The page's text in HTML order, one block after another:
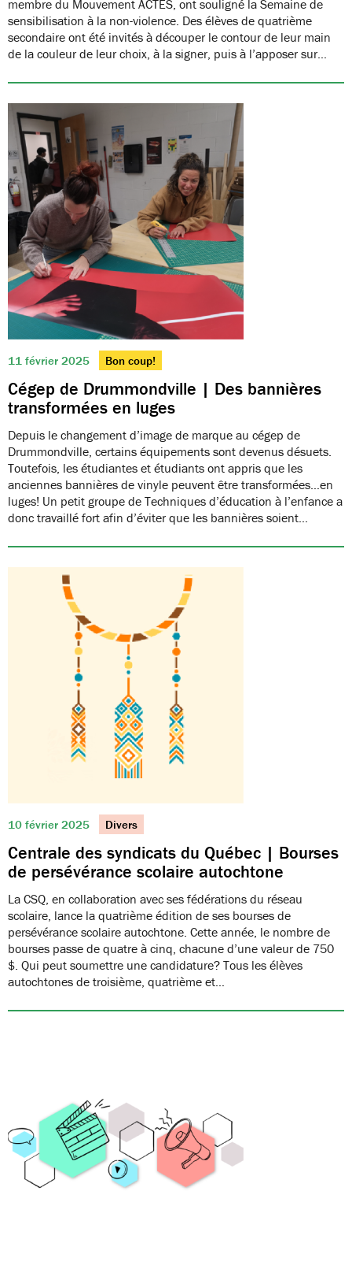
membre du Mouvement ACTES, ont souligné la Semaine de
sensibilisation à la non-violence. Des élèves de quatrième
secondaire ont été invités à découper le contour de leur main
de la couleur de leur choix, à la signer, puis à l’apposer sur…
11 février 2025 Bon coup!
Cégep de Drummondville | Des bannières
transformées en luges
Depuis le changement d’image de marque au cégep de
Drummondville, certains équipements sont devenus désuets.
Toutefois, les étudiantes et étudiants ont appris que les
anciennes bannières de vinyle peuvent être transformées…en
luges! Un petit groupe de Techniques d’éducation à l’enfance a
donc travaillé fort afin d’éviter que les bannières soient…
10 février 2025 Divers
Centrale des syndicats du Québec | Bourses
de persévérance scolaire autochtone
La CSQ, en collaboration avec ses fédérations du réseau
scolaire, lance la quatrième édition de ses bourses de
persévérance scolaire autochtone. Cette année, le nombre de
bourses passe de quatre à cinq, chacune d’une valeur de 750
$. Qui peut soumettre une candidature? Tous les élèves
autochtones de troisième, quatrième et…